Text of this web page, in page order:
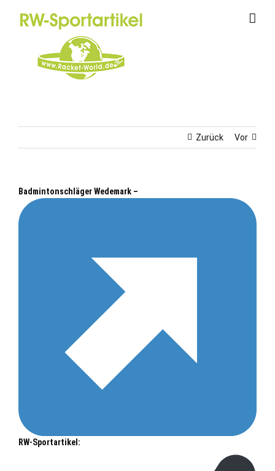
Zurück Vor
Badmintonschläger Wedemark –
RW-Sportartikel: